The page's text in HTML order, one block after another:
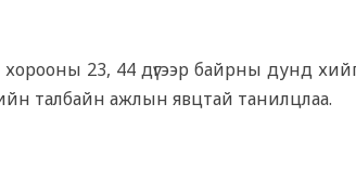
хорооны 23, 44 дүгээр байрны дунд
талбайн ажлын явцтай танилцлаа.